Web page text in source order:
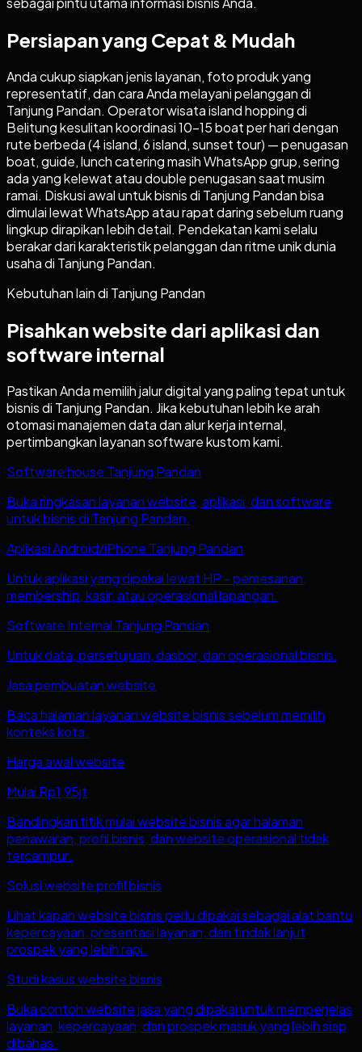
Persiapan yang Cepat & Mudah
Anda cukup siapkan jenis layanan, foto produk yang
representatif, dan cara Anda melayani pelanggan di
Tanjung Pandan. Operator wisata island hopping di
Belitung kesulitan koordinasi 10-15 boat per hari dengan
rute berbeda (4 island, 6 island, sunset tour) — penugasan
boat, guide, lunch catering masih WhatsApp grup, sering
ada yang kelewat atau double penugasan saat musim
ramai. Diskusi awal untuk bisnis di Tanjung Pandan bisa
dimulai lewat WhatsApp atau rapat daring sebelum ruang
lingkup dirapikan lebih detail. Pendekatan kami selalu
berakar dari karakteristik pelanggan dan ritme unik dunia
usaha di Tanjung Pandan.
Kebutuhan lain di Tanjung Pandan
Pisahkan website dari aplikasi dan
software internal
Pastikan Anda memilih jalur digital yang paling tepat untuk
bisnis di Tanjung Pandan. Jika kebutuhan lebih ke arah
otomasi manajemen data dan alur kerja internal,
pertimbangkan layanan software kustom kami.
Software house Tanjung Pandan
Buka ringkasan layanan website, aplikasi, dan software
untuk bisnis di Tanjung Pandan.
Aplikasi Android/iPhone Tanjung Pandan
Untuk aplikasi yang dipakai lewat HP - pemesanan,
membership, kasir, atau operasional lapangan.
Software Internal Tanjung Pandan
Untuk data, persetujuan, dasbor, dan operasional bisnis.
Jasa pembuatan website
Baca halaman layanan website bisnis sebelum memilih
konteks kota.
Harga awal website
Mulai Rp1,95jt
Bandingkan titik mulai website bisnis agar halaman
penawaran, profil bisnis, dan website operasional tidak
tercampur.
Solusi website profil bisnis
Lihat kapan website bisnis perlu dipakai sebagai alat bantu
kepercayaan, presentasi layanan, dan tindak lanjut
prospek yang lebih rapi.
Studi kasus website bisnis
Buka contoh website jasa yang dipakai untuk memperjelas
layanan, kepercayaan, dan prospek masuk yang lebih siap
dibahas.